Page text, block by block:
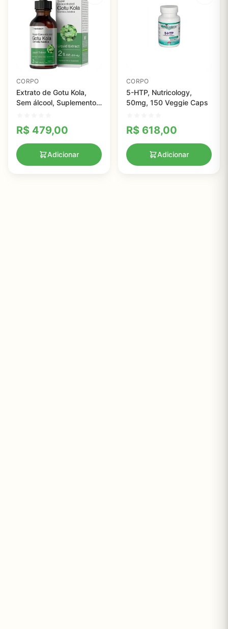
CORPO
Extrato de Gotu Kola,
Sem álcool, Suplemento
59ml
R$ 479,00
Adicionar
CORPO
5-HTP, Nutricology,
50mg, 150 Veggie Caps
R$ 618,00
Adicionar